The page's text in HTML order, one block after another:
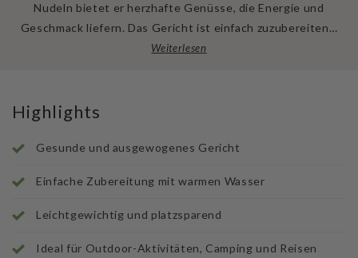
Nudeln bietet er herzhafte Genüsse, die Energie und
Geschmack liefern. Das Gericht ist einfach zuzubereiten…
Weiterlesen
Highlights
Gesunde und ausgewogenes Gericht
Einfache Zubereitung mit warmen Wasser
Leichtgewichtig und platzsparend
Ideal für Outdoor-Aktivitäten, Camping und Reisen